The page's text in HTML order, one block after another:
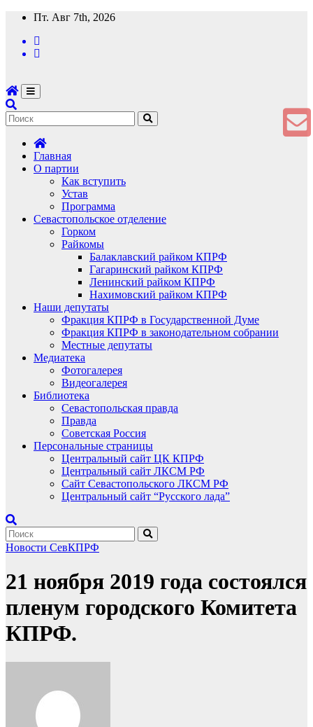
Перейти
содержимому
Пт. Авг 7th, 2026
Главная
О партии
Как вступить
Устав
Программа
Севастопольское отделение
Горком
Райкомы
Балаклавский райком КПРФ
Гагаринский райком КПРФ
Ленинский райком КПРФ
Нахимовский райком КПРФ
Наши депутаты
Фракция КПРФ в Государственной Думе
Фракция КПРФ в законодательном собрании
Местные депутаты
Медиатека
Фотогалерея
Видеогалерея
Библиотека
Севастопольская правда
Правда
Советская Россия
Персональные страницы
Центральный сайт ЦК КПРФ
Центральный сайт ЛКСМ РФ
Сайт Севастопольского ЛКСМ РФ
Центральный сайт “Русского лада”
Новости СевКПРФ
21 ноября 2019 года состоялся
пленум городского Комитета
КПРФ.